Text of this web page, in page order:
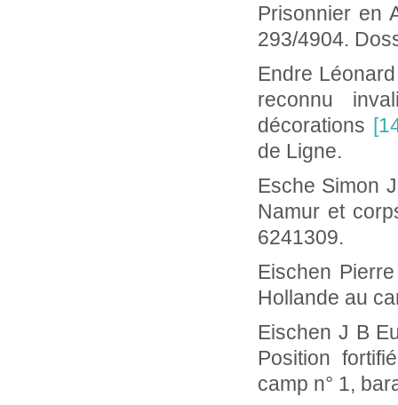
Prisonnier en
293/4904.
Endre
reconnu
décorations
de Ligne.
Esche
Namur et
6241309.
Eischen
Hollande au
Eischen J B
Position
camp n° 1,